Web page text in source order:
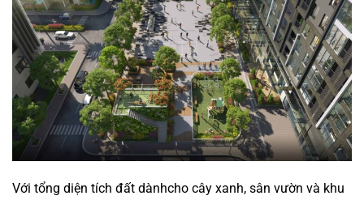
Với tổng diện tích đất dànhcho cây xanh, sân vườn và khu